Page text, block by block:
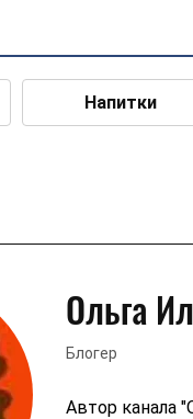
Напитки
Ольга
Блогер
Автор канала